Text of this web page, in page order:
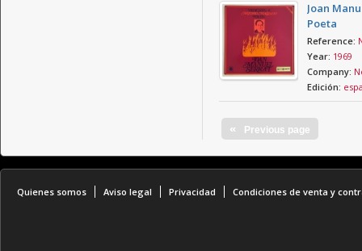
Joan
Poeta
Reference:
Year: 1969
Company:
Edición:
« Previous page
Quienes somos Aviso legal Privacidad Condiciones de venta y